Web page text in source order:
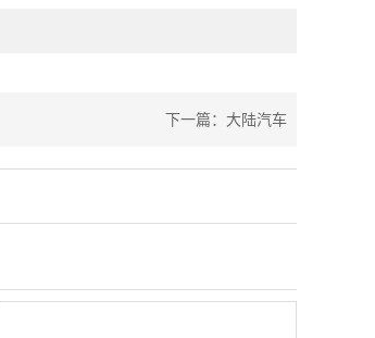
下一篇： 大陆汽车